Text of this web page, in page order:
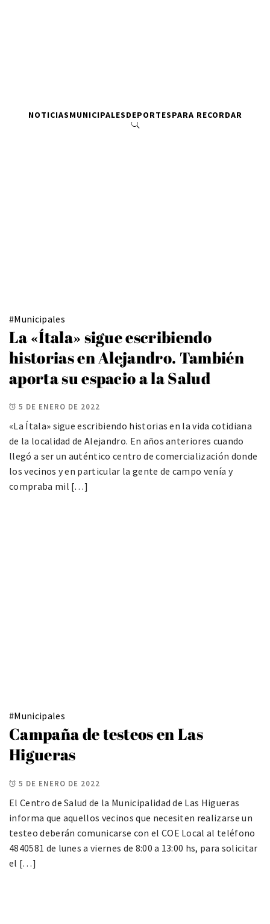
NOTICIASMUNICIPALESDEPORTESPARA RECORDAR
#Municipales
La «Ítala» sigue escribiendo
historias en Alejandro. También
aporta su espacio a la Salud
5 DE ENERO DE 2022
«La Ítala» sigue escribiendo historias en la vida cotidiana
de la localidad de Alejandro. En años anteriores cuando
llegó a ser un auténtico centro de comercialización donde
los vecinos y en particular la gente de campo venía y
compraba mil […]
#Municipales
Campaña de testeos en Las
Higueras
5 DE ENERO DE 2022
El Centro de Salud de la Municipalidad de Las Higueras
informa que aquellos vecinos que necesiten realizarse un
testeo deberán comunicarse con el COE Local al teléfono
4840581 de lunes a viernes de 8:00 a 13:00 hs, para solicitar
el […]